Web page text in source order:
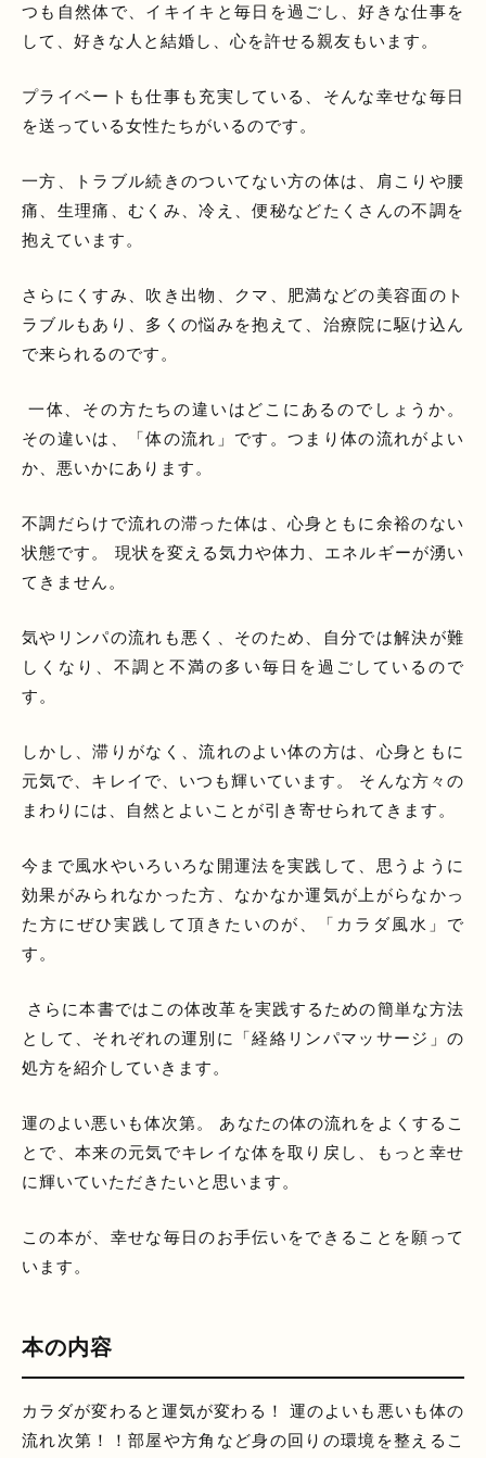
つも自然体で、イキイキと毎日を過ごし、好きな仕事を
して、好きな人と結婚し、心を許せる親友もいます。
プライベートも仕事も充実している、そんな幸せな毎日
を送っている女性たちがいるのです。
一方、トラブル続きのついてない方の体は、肩こりや腰
痛、生理痛、むくみ、冷え、便秘などたくさんの不調を
抱えています。
さらにくすみ、吹き出物、クマ、肥満などの美容面のト
ラブルもあり、多くの悩みを抱えて、治療院に駆け込ん
で来られるのです。
一体、その方たちの違いはどこにあるのでしょうか。
その違いは、「体の流れ」です。つまり体の流れがよい
か、悪いかにあります。
不調だらけで流れの滞った体は、心身ともに余裕のない
状態です。 現状を変える気力や体力、エネルギーが湧い
てきません。
気やリンパの流れも悪く、そのため、自分では解決が難
しくなり、不調と不満の多い毎日を過ごしているので
す。
しかし、滞りがなく、流れのよい体の方は、心身ともに
元気で、キレイで、いつも輝いています。 そんな方々の
まわりには、自然とよいことが引き寄せられてきます。
今まで風水やいろいろな開運法を実践して、思うように
効果がみられなかった方、なかなか運気が上がらなかっ
た方にぜひ実践して頂きたいのが、「カラダ風水」で
す。
さらに本書ではこの体改革を実践するための簡単な方法
として、それぞれの運別に「経絡リンパマッサージ」の
処方を紹介していきます。
運のよい悪いも体次第。 あなたの体の流れをよくするこ
とで、本来の元気でキレイな体を取り戻し、もっと幸せ
に輝いていただきたいと思います。
この本が、幸せな毎日のお手伝いをできることを願って
います。
本の内容
カラダが変わると運気が変わる！ 運のよいも悪いも体の
流れ次第！！部屋や方角など身の回りの環境を整えるこ